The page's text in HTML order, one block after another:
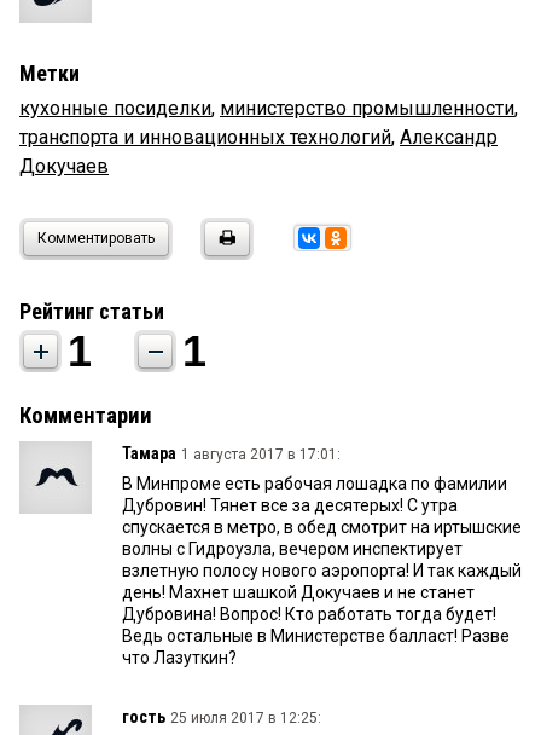
Метки
кухонные посиделки, министерство промышленности,
транспорта и инновационных технологий, Александр
Докучаев
Комментировать
Рейтинг статьи
1 1
Комментарии
Тамара 1 августа 2017 в 17:01:
В Минпроме есть рабочая лошадка по фамилии
Дубровин! Тянет все за десятерых! С утра
спускается в метро, в обед смотрит на иртышские
волны с Гидроузла, вечером инспектирует
взлетную полосу нового аэропорта! И так каждый
день! Махнет шашкой Докучаев и не станет
Дубровина! Вопрос! Кто работать тогда будет!
Ведь остальные в Министерстве балласт! Разве
что Лазуткин?
гость 25 июля 2017 в 12:25: